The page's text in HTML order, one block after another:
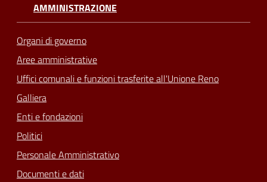
AMMINISTRAZIONE
Organi di governo
Aree amministrative
Uffici comunali e funzioni trasferite all'Unione Reno
Galliera
Enti e fondazioni
Politici
Personale Amministrativo
Documenti e dati